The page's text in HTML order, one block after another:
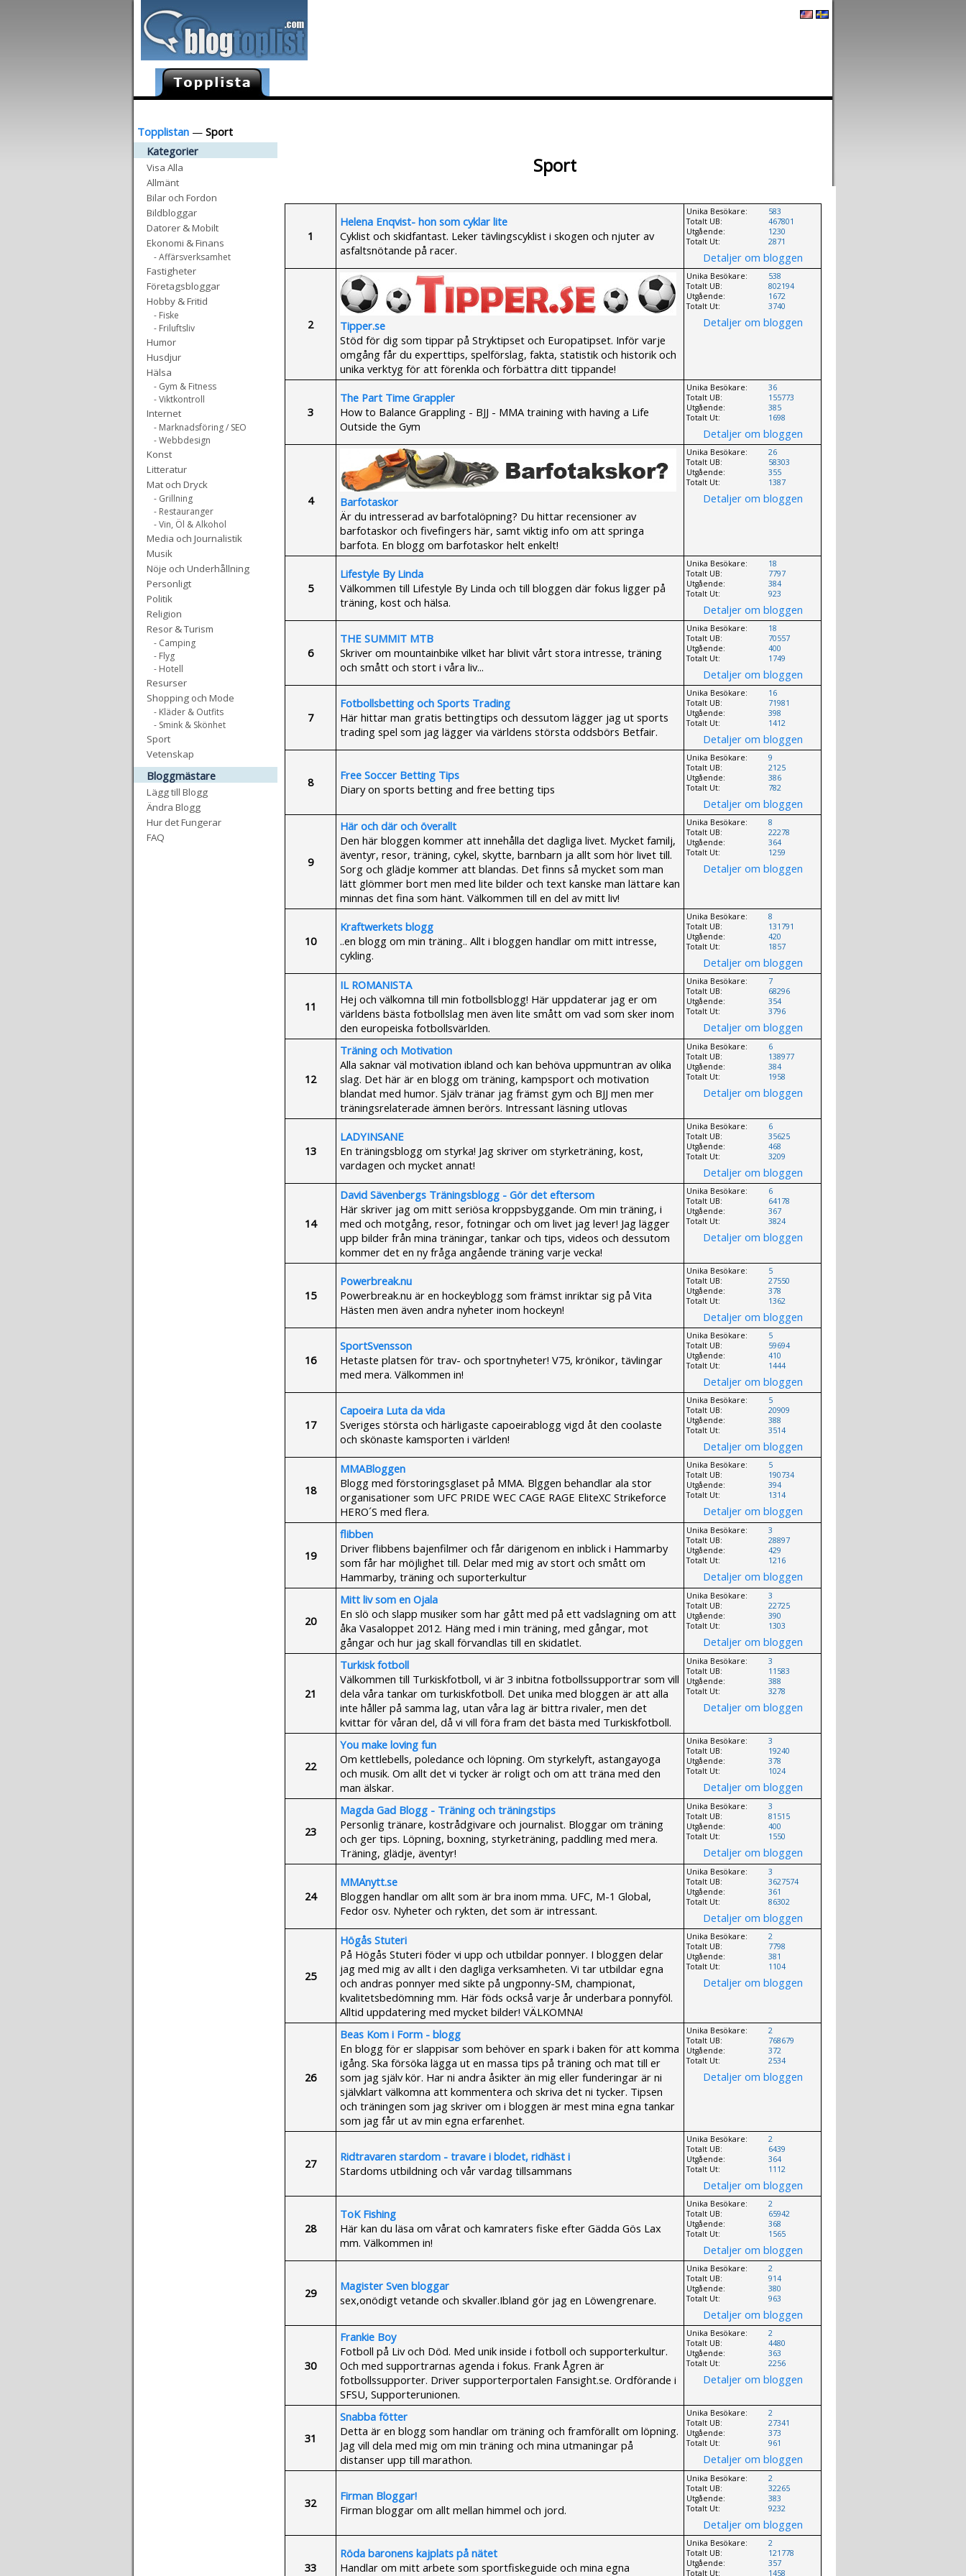
Topplistan — Sport
Kategorier
Visa Alla
Allmänt
Bilar och Fordon
Bildbloggar
Datorer & Mobilt
Ekonomi & Finans
- Affärsverksamhet
Fastigheter
Företagsbloggar
Hobby & Fritid
- Fiske
- Friluftsliv
Humor
Husdjur
Hälsa
- Gym & Fitness
- Viktkontroll
Internet
- Marknadsföring / SEO
- Webbdesign
Konst
Litteratur
Mat och Dryck
- Grillning
- Restauranger
- Vin, Öl & Alkohol
Media och Journalistik
Musik
Nöje och Underhållning
Personligt
Politik
Religion
Resor & Turism
- Camping
- Flyg
- Hotell
Resurser
Shopping och Mode
- Kläder & Outfits
- Smink & Skönhet
Sport
Vetenskap
Bloggmästare
Lägg till Blogg
Ändra Blogg
Hur det Fungerar
FAQ
Sport
1
Helena Enqvist- hon som cyklar lite
Cyklist och skidfantast. Leker tävlingscyklist i skogen och njuter av
asfaltsnötande på racer.
Unika Besökare:
Totalt UB:
Utgående:
Totalt Ut:
583
467801
1230
2871
Detaljer om bloggen
2
Tipper.se
Stöd för dig som tippar på Stryktipset och Europatipset. Inför varje
omgång får du experttips, spelförslag, fakta, statistik och historik och
unika verktyg för att förenkla och förbättra ditt tippande!
Unika Besökare:
Totalt UB:
Utgående:
Totalt Ut:
538
802194
1672
3740
Detaljer om bloggen
3
The Part Time Grappler
How to Balance Grappling - BJJ - MMA training with having a Life
Outside the Gym
Unika Besökare:
Totalt UB:
Utgående:
Totalt Ut:
36
155773
385
1698
Detaljer om bloggen
4
Barfotaskor
Är du intresserad av barfotalöpning? Du hittar recensioner av
barfotaskor och fivefingers här, samt viktig info om att springa
barfota. En blogg om barfotaskor helt enkelt!
Unika Besökare:
Totalt UB:
Utgående:
Totalt Ut:
26
58303
355
1387
Detaljer om bloggen
5
Lifestyle By Linda
Välkommen till Lifestyle By Linda och till bloggen där fokus ligger på
träning, kost och hälsa.
Unika Besökare:
Totalt UB:
Utgående:
Totalt Ut:
18
7797
384
923
Detaljer om bloggen
6
THE SUMMIT MTB
Skriver om mountainbike vilket har blivit vårt stora intresse, träning
och smått och stort i våra liv...
Unika Besökare:
Totalt UB:
Utgående:
Totalt Ut:
18
70557
400
1749
Detaljer om bloggen
7
Fotbollsbetting och Sports Trading
Här hittar man gratis bettingtips och dessutom lägger jag ut sports
trading spel som jag lägger via världens största oddsbörs Betfair.
Unika Besökare:
Totalt UB:
Utgående:
Totalt Ut:
16
71981
398
1412
Detaljer om bloggen
8
Free Soccer Betting Tips
Diary on sports betting and free betting tips
Unika Besökare:
Totalt UB:
Utgående:
Totalt Ut:
9
2125
386
782
Detaljer om bloggen
9
Här och där och överallt
Den här bloggen kommer att innehålla det dagliga livet. Mycket familj,
äventyr, resor, träning, cykel, skytte, barnbarn ja allt som hör livet till.
Sorg och glädje kommer att blandas. Det finns så mycket som man
lätt glömmer bort men med lite bilder och text kanske man lättare kan
minnas det fina som hänt. Välkommen till en del av mitt liv!
Unika Besökare:
Totalt UB:
Utgående:
Totalt Ut:
8
22278
364
1259
Detaljer om bloggen
10
Kraftwerkets blogg
..en blogg om min träning.. Allt i bloggen handlar om mitt intresse,
cykling.
Unika Besökare:
Totalt UB:
Utgående:
Totalt Ut:
8
131791
420
1857
Detaljer om bloggen
11
IL ROMANISTA
Hej och välkomna till min fotbollsblogg! Här uppdaterar jag er om
världens bästa fotbollslag men även lite smått om vad som sker inom
den europeiska fotbollsvärlden.
Unika Besökare:
Totalt UB:
Utgående:
Totalt Ut:
7
68296
354
3796
Detaljer om bloggen
12
Träning och Motivation
Alla saknar väl motivation ibland och kan behöva uppmuntran av olika
slag. Det här är en blogg om träning, kampsport och motivation
blandat med humor. Själv tränar jag främst gym och BJJ men mer
träningsrelaterade ämnen berörs. Intressant läsning utlovas
Unika Besökare:
Totalt UB:
Utgående:
Totalt Ut:
6
138977
384
1958
Detaljer om bloggen
13
LADYINSANE
En träningsblogg om styrka! Jag skriver om styrketräning, kost,
vardagen och mycket annat!
Unika Besökare:
Totalt UB:
Utgående:
Totalt Ut:
6
35625
468
3209
Detaljer om bloggen
14
David Sävenbergs Träningsblogg - Gör det eftersom
Här skriver jag om mitt seriösa kroppsbyggande. Om min träning, i
med och motgång, resor, fotningar och om livet jag lever! Jag lägger
upp bilder från mina träningar, tankar och tips, videos och dessutom
kommer det en ny fråga angående träning varje vecka!
Unika Besökare:
Totalt UB:
Utgående:
Totalt Ut:
6
64178
367
3824
Detaljer om bloggen
15
Powerbreak.nu
Powerbreak.nu är en hockeyblogg som främst inriktar sig på Vita
Hästen men även andra nyheter inom hockeyn!
Unika Besökare:
Totalt UB:
Utgående:
Totalt Ut:
5
27550
378
1362
Detaljer om bloggen
16
SportSvensson
Hetaste platsen för trav- och sportnyheter! V75, krönikor, tävlingar
med mera. Välkommen in!
Unika Besökare:
Totalt UB:
Utgående:
Totalt Ut:
5
59694
410
1444
Detaljer om bloggen
17
Capoeira Luta da vida
Sveriges största och härligaste capoeirablogg vigd åt den coolaste
och skönaste kamsporten i världen!
Unika Besökare:
Totalt UB:
Utgående:
Totalt Ut:
5
20909
388
3514
Detaljer om bloggen
18
MMABloggen
Blogg med förstoringsglaset på MMA. Blggen behandlar ala stor
organisationer som UFC PRIDE WEC CAGE RAGE EliteXC Strikeforce
HERO´S med flera.
Unika Besökare:
Totalt UB:
Utgående:
Totalt Ut:
5
190734
394
1314
Detaljer om bloggen
19
flibben
Driver flibbens bajenfilmer och får därigenom en inblick i Hammarby
som får har möjlighet till. Delar med mig av stort och smått om
Hammarby, träning och suporterkultur
Unika Besökare:
Totalt UB:
Utgående:
Totalt Ut:
3
28897
429
1216
Detaljer om bloggen
20
Mitt liv som en Ojala
En slö och slapp musiker som har gått med på ett vadslagning om att
åka Vasaloppet 2012. Häng med i min träning, med gångar, mot
gångar och hur jag skall förvandlas till en skidatlet.
Unika Besökare:
Totalt UB:
Utgående:
Totalt Ut:
3
22725
390
1303
Detaljer om bloggen
21
Turkisk fotboll
Välkommen till Turkiskfotboll, vi är 3 inbitna fotbollssupportrar som vill
dela våra tankar om turkiskfotboll. Det unika med bloggen är att alla
inte håller på samma lag, utan våra lag är bittra rivaler, men det
kvittar för våran del, då vi vill föra fram det bästa med Turkiskfotboll.
Unika Besökare:
Totalt UB:
Utgående:
Totalt Ut:
3
11583
388
3278
Detaljer om bloggen
22
You make loving fun
Om kettlebells, poledance och löpning. Om styrkelyft, astangayoga
och musik. Om allt det vi tycker är roligt och om att träna med den
man älskar.
Unika Besökare:
Totalt UB:
Utgående:
Totalt Ut:
3
19240
378
1024
Detaljer om bloggen
23
Magda Gad Blogg - Träning och träningstips
Personlig tränare, kostrådgivare och journalist. Bloggar om träning
och ger tips. Löpning, boxning, styrketräning, paddling med mera.
Träning, glädje, äventyr!
Unika Besökare:
Totalt UB:
Utgående:
Totalt Ut:
3
81515
400
1550
Detaljer om bloggen
24
MMAnytt.se
Bloggen handlar om allt som är bra inom mma. UFC, M-1 Global,
Fedor osv. Nyheter och rykten, det som är intressant.
Unika Besökare:
Totalt UB:
Utgående:
Totalt Ut:
3
3627574
361
86302
Detaljer om bloggen
25
Högås Stuteri
På Högås Stuteri föder vi upp och utbildar ponnyer. I bloggen delar
jag med mig av allt i den dagliga verksamheten. Vi tar utbildar egna
och andras ponnyer med sikte på ungponny-SM, championat,
kvalitetsbedömning mm. Här föds också varje år underbara ponnyföl.
Alltid uppdatering med mycket bilder! VÄLKOMNA!
Unika Besökare:
Totalt UB:
Utgående:
Totalt Ut:
2
7798
381
1104
Detaljer om bloggen
26
Beas Kom i Form - blogg
En blogg för er slappisar som behöver en spark i baken för att komma
igång. Ska försöka lägga ut en massa tips på träning och mat till er
som jag själv kör. Har ni andra åsikter än mig eller funderingar är ni
självklart välkomna att kommentera och skriva det ni tycker. Tipsen
och träningen som jag skriver om i bloggen är mest mina egna tankar
som jag får ut av min egna erfarenhet.
Unika Besökare:
Totalt UB:
Utgående:
Totalt Ut:
2
768679
372
2534
Detaljer om bloggen
27
Ridtravaren stardom - travare i blodet, ridhäst i
Stardoms utbildning och vår vardag tillsammans
Unika Besökare:
Totalt UB:
Utgående:
Totalt Ut:
2
6439
364
1112
Detaljer om bloggen
28
ToK Fishing
Här kan du läsa om vårat och kamraters fiske efter Gädda Gös Lax
mm. Välkommen in!
Unika Besökare:
Totalt UB:
Utgående:
Totalt Ut:
2
65942
368
1565
Detaljer om bloggen
29
Magister Sven bloggar
sex,onödigt vetande och skvaller.Ibland gör jag en Löwengrenare.
Unika Besökare:
Totalt UB:
Utgående:
Totalt Ut:
2
914
380
963
Detaljer om bloggen
30
Frankie Boy
Fotboll på Liv och Död. Med unik inside i fotboll och supporterkultur.
Och med supportrarnas agenda i fokus. Frank Ågren är
fotbollssupporter. Driver supporterportalen Fansight.se. Ordförande i
SFSU, Supporterunionen.
Unika Besökare:
Totalt UB:
Utgående:
Totalt Ut:
2
4480
363
2256
Detaljer om bloggen
31
Snabba fötter
Detta är en blogg som handlar om träning och framförallt om löpning.
Jag vill dela med mig om min träning och mina utmaningar på
distanser upp till marathon.
Unika Besökare:
Totalt UB:
Utgående:
Totalt Ut:
2
27341
373
961
Detaljer om bloggen
32
Firman Bloggar!
Firman bloggar om allt mellan himmel och jord.
Unika Besökare:
Totalt UB:
Utgående:
Totalt Ut:
2
32265
383
9232
Detaljer om bloggen
33
Röda baronens kajplats på nätet
Handlar om mitt arbete som sportfiskeguide och mina egna
Unika Besökare:
Totalt UB:
Utgående:
Totalt Ut:
2
121778
357
1458